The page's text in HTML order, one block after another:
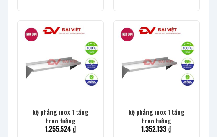
kệ phẳng inox 1 tầng
treo tường
1800x300x250mm
1.255.524₫
kệ phẳng inox 1 tầng
treo tường
1500x300x400mm
1.352.133₫